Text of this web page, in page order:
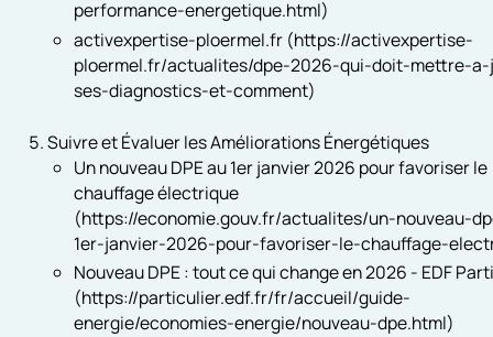
performance-energetique.html)
activexpertise-ploermel.fr (https://activexpertise-
ploermel.fr/actualites/dpe-2026-qui-doit-mettre-
ses-diagnostics-et-comment)
Suivre et Évaluer les Améliorations Énergétiques
Un nouveau DPE au 1er janvier 2026 pour favoriser le
chauffage électrique
(https://economie.gouv.fr/actualites/un-nouveau-
1er-janvier-2026-pour-favoriser-le-chauffage-
Nouveau DPE : tout ce qui change en 2026 - EDF
(https://particulier.edf.fr/fr/accueil/guide-
energie/economies-energie/nouveau-dpe.html)